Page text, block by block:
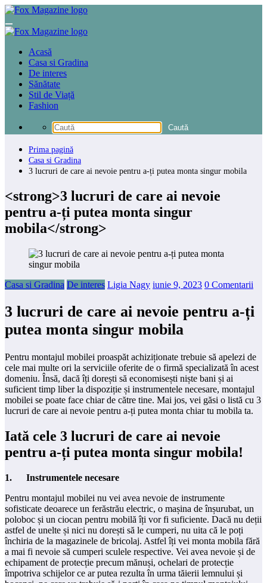
Sari
conținut
Acasă
Casa si Gradina
De interes
Sănătate
Stil de Viață
Fashion
Prima pagină
Casa si Gradina
3 lucruri de care ai nevoie pentru a-ți putea monta singur mobila
<strong>3 lucruri de care ai nevoie
pentru a-ți putea monta singur
mobila</strong>
Casa si Gradina De interes Ligia Nagy iunie 9, 2023 0 Comentarii
3 lucruri de care ai nevoie pentru a-ți
putea monta singur mobila
Pentru montajul mobilei proaspăt achiziționate trebuie să apelezi de
cele mai multe ori la serviciile oferite de o firmă specializată în acest
domeniu. Însă, dacă îți dorești să economisești niște bani și ai
suficient timp liber la dispoziție și instrumentele necesare, montajul
mobilei se poate face chiar de către tine. Mai jos, vei găsi o listă cu 3
lucruri de care ai nevoie pentru a-ți putea monta chiar tu mobila ta.
Iată cele 3 lucruri de care ai nevoie
pentru a-ți putea monta singur mobila!
1.
Instrumentele necesare
Pentru montajul mobilei nu vei avea nevoie de instrumente
sofisticate deoarece un ferăstrău electric, o mașina de înșurubat, un
poloboc și un ciocan pentru mobilă îți vor fi suficiente. Dacă nu deții
astfel de unelte și nici nu dorești să le cumperi, nu uita că le poți
închiria de la magazinele de bricolaj. Astfel îți vei monta mobila fără
a mai fi nevoie să cumperi sculele respective. Vei avea nevoie și de
echipament de protecție precum mănuși, ochelari de protecție
împotriva schijelor ce ar putea rezulta în urma tăierii lemnului și